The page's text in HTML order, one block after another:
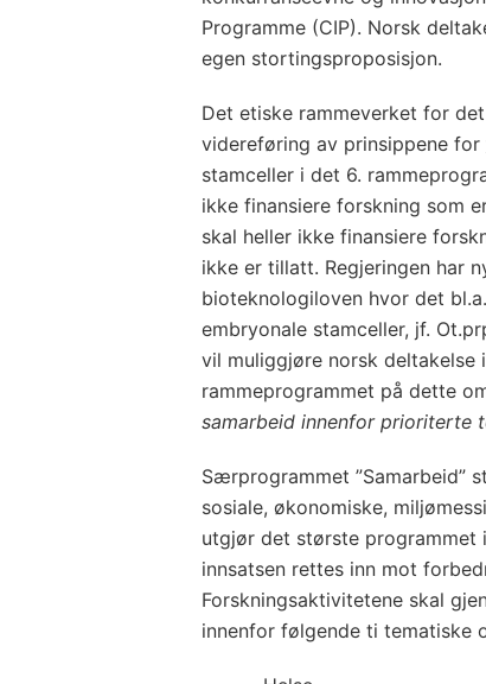
Programme (CIP). Norsk
egen stortingsproposisjon.
Det etiske rammeverket for
videreføring av prinsippene for
stamceller i det 6.
ikke finansiere forskning som
skal heller ikke finansiere
ikke er tillatt. Regjeringen har
bioteknologiloven hvor det
embryonale stamceller, jf.
vil muliggjøre norsk
rammeprogrammet på dette
samarbeid innenfor prioriterte
Særprogrammet ”Samarbeid”
sosiale, økonomiske,
utgjør det største programmet
innsatsen rettes inn mot
Forskningsaktivitetene skal
innenfor følgende ti tematiske